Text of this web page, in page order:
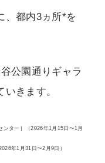
、都内3ヵ所*を
公園通りギャラ
きます。
ンター］（2026年1月15日〜1月
年1月31日〜2月9日）